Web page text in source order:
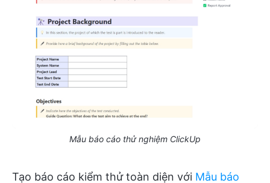
Mẫu báo cáo thử nghiệm ClickUp
Tạo báo cáo kiểm thử toàn diện với Mẫu báo